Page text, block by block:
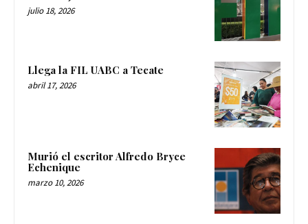
julio 18, 2026
Llega la FIL UABC a Tecate
abril 17, 2026
Murió el escritor Alfredo Bryce
Echenique
marzo 10, 2026